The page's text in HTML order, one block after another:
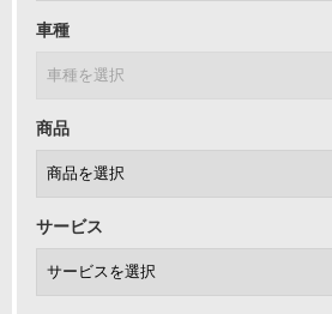
車種
商品
サービス